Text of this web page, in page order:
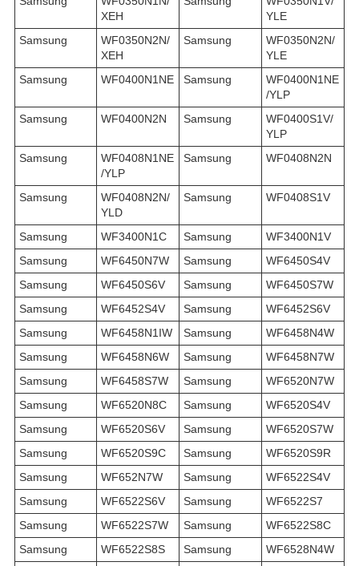
XEH
YLE
Samsung
WF0350N2N/
XEH
Samsung
WF0350N2N/
YLE
Samsung
WF0400N1NE Samsung
WF0400N1NE
/YLP
Samsung
WF0400N2N Samsung
WF0400S1V/
YLP
Samsung
WF0408N1NE
/YLP
Samsung WF0408N2N
Samsung
WF0408N2N/
YLD
Samsung WF0408S1V
Samsung WF3400N1C Samsung
WF3400N1V
Samsung
WF6450N7W Samsung
WF6450S4V
Samsung
WF6450S6V Samsung
WF6450S7W
Samsung
WF6452S4V Samsung
WF6452S6V
Samsung
WF6458N1IW Samsung
WF6458N4W
Samsung
WF6458N6W Samsung
WF6458N7W
Samsung
WF6458S7W Samsung
WF6520N7W
Samsung
WF6520N8C Samsung
WF6520S4V
Samsung
WF6520S6V Samsung
WF6520S7W
Samsung
WF6520S9C Samsung
WF6520S9R
Samsung
WF652N7W Samsung
WF6522S4V
Samsung
WF6522S6V Samsung
WF6522S7
Samsung
WF6522S7W Samsung
WF6522S8C
Samsung
WF6522S8S Samsung
WF6528N4W